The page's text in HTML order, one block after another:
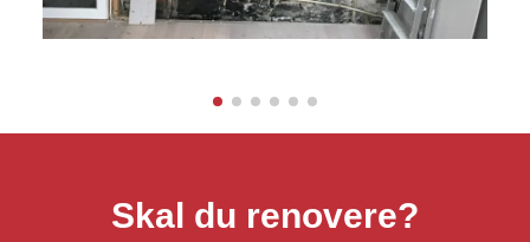
Skal du renovere?